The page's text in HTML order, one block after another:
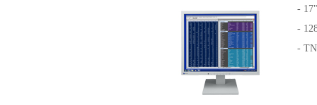
- 17"
-
-